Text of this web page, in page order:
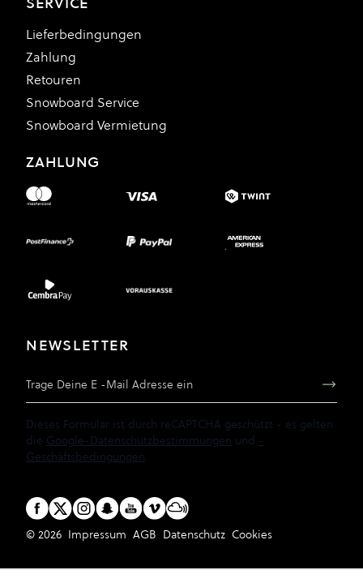
Lieferbedingungen
Zahlung
Retouren
Snowboard Service
Snowboard Vermietung
ZAHLUNG
NEWSLETTER
Dieses Formular ist durch reCAPTCHA geschützt - es gelten
die Google-Datenschutzbestimmungen und -
Geschäftsbedingungen.
© 2026 Impressum AGB Datenschutz Cookies